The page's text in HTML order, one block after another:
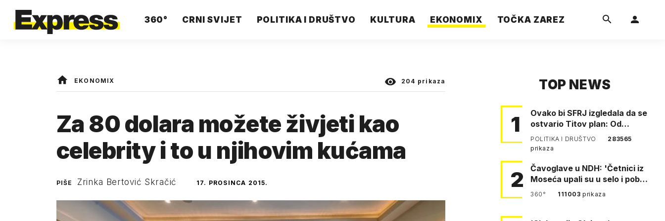
360° CRNI SVIJET POLITIKA I DRUŠTVO KULTURA EKONOMIX TOČKA ZAREZ
EKONOMIX 204 prikaza
Za 80 dolara možete živjeti kao
celebrity i to u njihovim kućama
PIŠE Zrinka Bertović Skračić 17. PROSINCA 2015.
TOP NEWS
1
Ovako bi SFRJ izgledala da se
ostvario Titov plan: Od
Klagenfurta do Istanbula!
POLITIKA I DRUŠTVO
283565
prikaza
2
Čavoglave u NDH: 'Četnici iz
Moseća upali su u selo i pobili
obitelj Perković'
360° 111003prikaza